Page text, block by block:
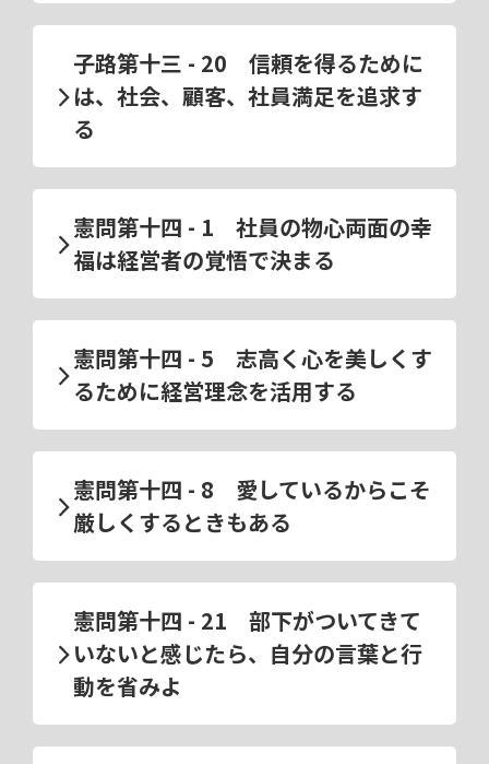
子路第十三 - 20 信頼を得るために
は、社会、顧客、社員満足を追求す
る
憲問第十四 - 1 社員の物心両面の幸
福は経営者の覚悟で決まる
憲問第十四 - 5 志高く心を美しくす
るために経営理念を活用する
憲問第十四 - 8 愛しているからこそ
厳しくするときもある
憲問第十四 - 21 部下がついてきて
いないと感じたら、自分の言葉と行
動を省みよ